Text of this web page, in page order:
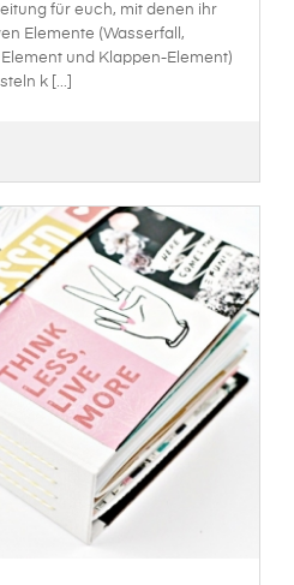
für euch, mit denen ihr
Elemente (Wasserfall,
und Klappen-Element)
k [...]